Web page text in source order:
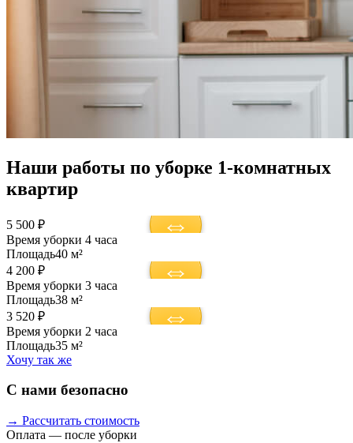
Наши работы по уборке 1-комнатных
квартир
5 500 ₽
Время уборки 4 часа
Площадь40 м²
4 200 ₽
Время уборки 3 часа
Площадь38 м²
3 520 ₽
Время уборки 2 часа
Площадь35 м²
Хочу так же
С нами безопасно
→ Рассчитать стоимость
Оплата — после уборки